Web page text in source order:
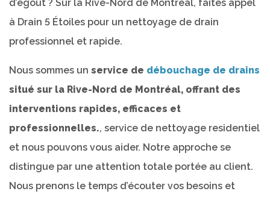
d’égout ? Sur la Rive-Nord de Montréal, faites appel
à Drain 5 Étoiles pour un nettoyage de drain
professionnel et rapide.
Nous sommes un service de débouchage de drains
situé sur la Rive-Nord de Montréal, offrant des
interventions rapides, efficaces et
professionnelles., service de nettoyage residentiel
et nous pouvons vous aider. Notre approche se
distingue par une attention totale portée au client.
Nous prenons le temps d’écouter vos besoins et